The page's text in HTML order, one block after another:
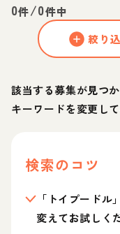
0件/0件中
絞り
該当する募集が見つ
キーワードを変更し
検索のコツ
「トイプード
変えてお試しく